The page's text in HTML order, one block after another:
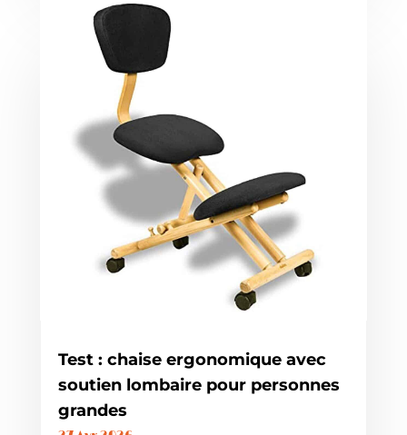
Test : chaise ergonomique avec
soutien lombaire pour personnes
grandes